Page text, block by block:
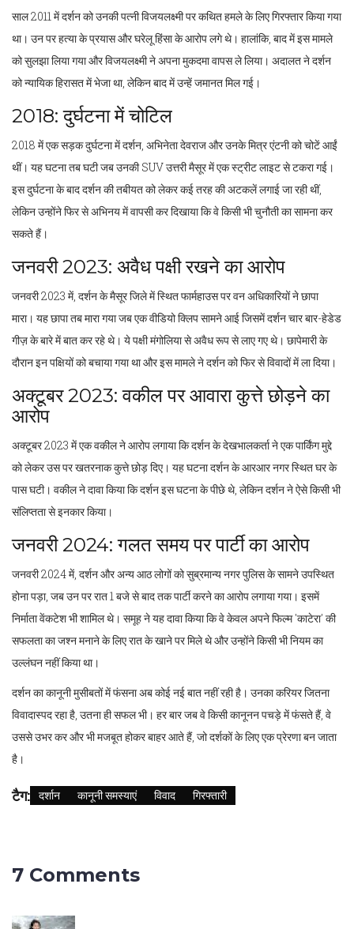
साल 2011 में दर्शन को उनकी पत्नी विजयलक्ष्मी पर कथित हमले के लिए गिरफ्तार किया गया
था। उन पर हत्या के प्रयास और घरेलू हिंसा के आरोप लगे थे। हालांकि, बाद में इस मामले
को सुलझा लिया गया और विजयलक्ष्मी ने अपना मुकदमा वापस ले लिया। अदालत ने दर्शन
को न्यायिक हिरासत में भेजा था, लेकिन बाद में उन्हें जमानत मिल गई।
2018: दुर्घटना में चोटिल
2018 में एक सड़क दुर्घटना में दर्शन, अभिनेता देवराज और उनके मित्र एंटनी को चोटें आईं
थीं। यह घटना तब घटी जब उनकी SUV उत्तरी मैसूर में एक स्ट्रीट लाइट से टकरा गई।
इस दुर्घटना के बाद दर्शन की तबीयत को लेकर कई तरह की अटकलें लगाई जा रही थीं,
लेकिन उन्होंने फिर से अभिनय में वापसी कर दिखाया कि वे किसी भी चुनौती का सामना कर
सकते हैं।
जनवरी 2023: अवैध पक्षी रखने का आरोप
जनवरी 2023 में, दर्शन के मैसूर जिले में स्थित फार्महाउस पर वन अधिकारियों ने छापा
मारा। यह छापा तब मारा गया जब एक वीडियो क्लिप सामने आई जिसमें दर्शन चार बार-हेडेड
गीज़ के बारे में बात कर रहे थे। ये पक्षी मंगोलिया से अवैध रूप से लाए गए थे। छापेमारी के
दौरान इन पक्षियों को बचाया गया था और इस मामले ने दर्शन को फिर से विवादों में ला दिया।
अक्टूबर 2023: वकील पर आवारा कुत्ते छोड़ने का
आरोप
अक्टूबर 2023 में एक वकील ने आरोप लगाया कि दर्शन के देखभालकर्ता ने एक पार्किंग मुद्दे
को लेकर उस पर खतरनाक कुत्ते छोड़ दिए। यह घटना दर्शन के आरआर नगर स्थित घर के
पास घटी। वकील ने दावा किया कि दर्शन इस घटना के पीछे थे, लेकिन दर्शन ने ऐसे किसी भी
संलिप्तता से इनकार किया।
जनवरी 2024: गलत समय पर पार्टी का आरोप
जनवरी 2024 में, दर्शन और अन्य आठ लोगों को सुब्रमान्य नगर पुलिस के सामने उपस्थित
होना पड़ा, जब उन पर रात 1 बजे से बाद तक पार्टी करने का आरोप लगाया गया। इसमें
निर्माता वेंकटेश भी शामिल थे। समूह ने यह दावा किया कि वे केवल अपने फिल्म 'काटेरा' की
सफलता का जश्न मनाने के लिए रात के खाने पर मिले थे और उन्होंने किसी भी नियम का
उल्लंघन नहीं किया था।
दर्शन का कानूनी मुसीबतों में फंसना अब कोई नई बात नहीं रही है। उनका करियर जितना
विवादास्पद रहा है, उतना ही सफल भी। हर बार जब वे किसी कानूनन पचड़े में फंसते हैं, वे
उससे उभर कर और भी मजबूत होकर बाहर आते हैं, जो दर्शकों के लिए एक प्रेरणा बन जाता
है।
टैग: दर्शान कानूनी समस्याएं विवाद गिरफ्तारी
7 Comments